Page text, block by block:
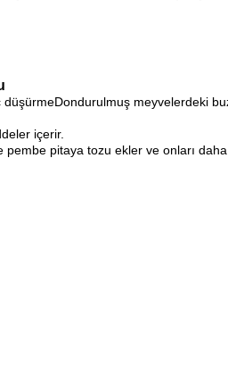
meyvelerdeki
içerir.
pitaya tozu ekler ve onları